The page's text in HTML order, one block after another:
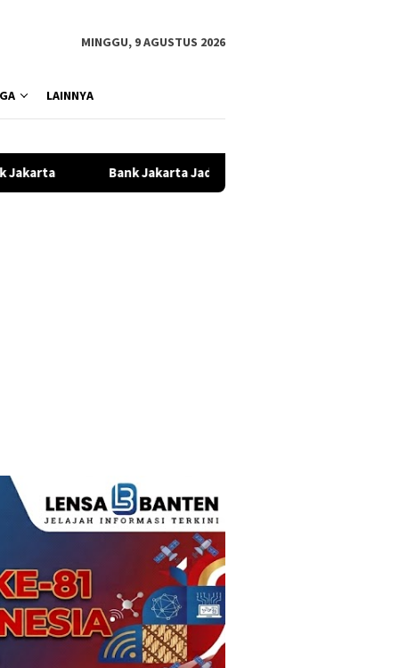
MINGGU, 9 AGUSTUS 2026
LAINNYA
Jadi Energi Persija Buru Gelar Juara Liga Indonesia